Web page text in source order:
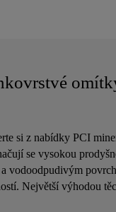
si z nabídky PCI
se vysokou
vodoodpudivým
Největší výhodou